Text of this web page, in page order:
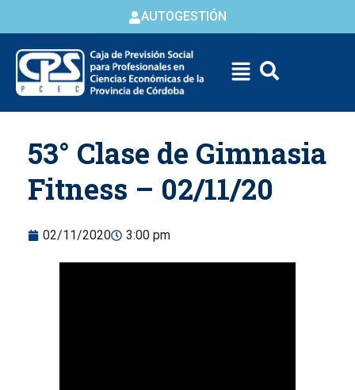
AUTOGESTIÓN
content
53° Clase de Gimnasia
Fitness – 02/11/20
02/11/2020 3:00 pm